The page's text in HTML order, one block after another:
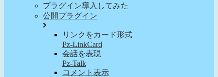
プラグイン導入してみた
公開プラグイン
リンクをカード形式
Pz-LinkCard
会話を表現
Pz-Talk
コメント表示